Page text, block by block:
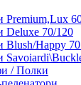
Premium,Lux
Deluxe 70/120
Blush/Happy
/ Полки